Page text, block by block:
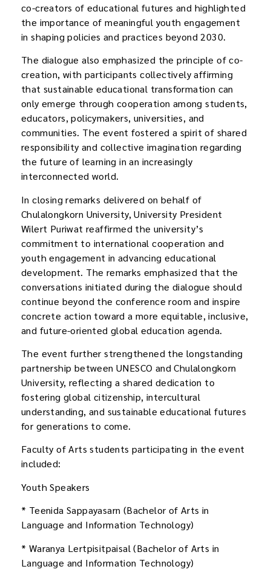
co-creators of educational futures and highlighted
the importance of meaningful youth engagement
in shaping policies and practices beyond 2030.
The dialogue also emphasized the principle of co-
creation, with participants collectively affirming
that sustainable educational transformation can
only emerge through cooperation among students,
educators, policymakers, universities, and
communities. The event fostered a spirit of shared
responsibility and collective imagination regarding
the future of learning in an increasingly
interconnected world.
In closing remarks delivered on behalf of
Chulalongkorn University, University President
Wilert Puriwat reaffirmed the university’s
commitment to international cooperation and
youth engagement in advancing educational
development. The remarks emphasized that the
conversations initiated during the dialogue should
continue beyond the conference room and inspire
concrete action toward a more equitable, inclusive,
and future-oriented global education agenda.
The event further strengthened the longstanding
partnership between UNESCO and Chulalongkorn
University, reflecting a shared dedication to
fostering global citizenship, intercultural
understanding, and sustainable educational futures
for generations to come.
Faculty of Arts students participating in the event
included:
Youth Speakers
* Teenida Sappayasarn (Bachelor of Arts in
Language and Information Technology)
* Waranya Lertpisitpaisal (Bachelor of Arts in
Language and Information Technology)